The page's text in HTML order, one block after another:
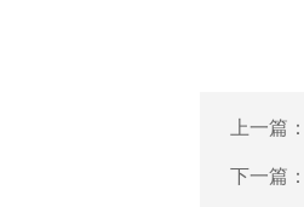
上一篇
下一篇